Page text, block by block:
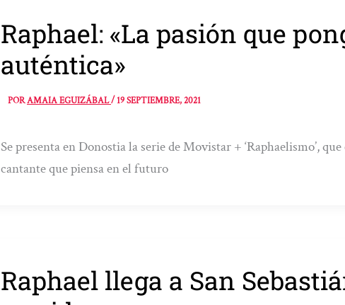
Raphael: «La pasión que
auténtica»
PORAMAIA EGUIZÁBAL/19 SEPTIEMBRE, 2021
Se presenta en Donostia la serie de Movistar + ‘Raphaelismo’,
cantante que piensa en el futuro
Raphael llega a San